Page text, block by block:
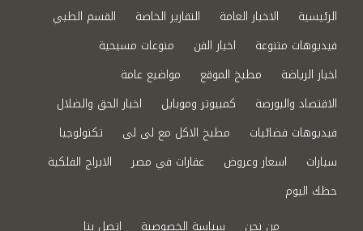
الرئيسية الاخبار العامة التقارير الخاصة
القسم الطبي
فيديوهات متنوعة
اخبار الفن
منوعات مسيحية
اخبار الرياضة
مطبخ الموقع
مواضيع عامة
الاقتصاد والبورصة
كمبيوتر وموبايل
اخبار الحق والضلال
فيديوهات فضائيات
مطبخ الاكل مع لى لى
تكنولوجيا
سيارات
اسعار وعروض عقارات في مصر
الابراج الفلكية
حظك اليوم
من نحن
سياسة الخصوصية اتصل بنا